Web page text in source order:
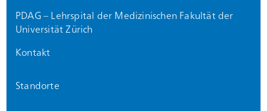
PDAG – Lehrspital der Medizinischen Fakultät der
Universität Zürich
Kontakt
Standorte